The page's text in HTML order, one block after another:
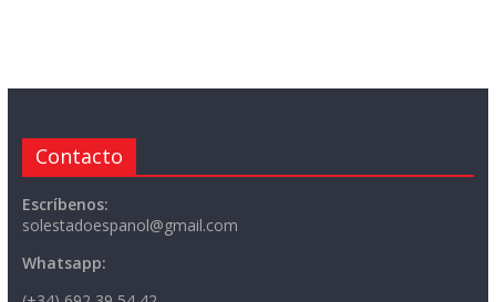
Contacto
Escríbenos:
solestadoespanol@gmail.com
Whatsapp: